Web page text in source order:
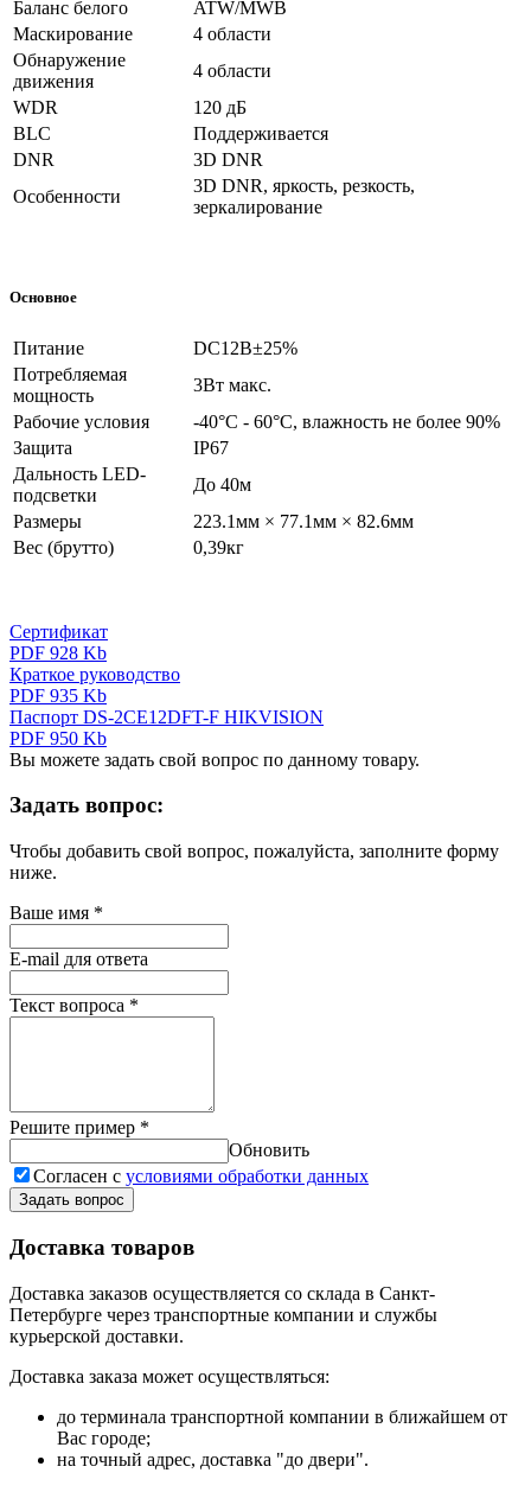
Баланс белого
ATW/MWB
Маскирование
4 области
Обнаружение
движения
4 области
WDR
120 дБ
BLC
Поддерживается
DNR
3D DNR
Особенности
3D DNR, яркость, резкость,
зеркалирование
Основное
Питание
DC12В±25%
Потребляемая
мощность
3Вт макс.
Рабочие условия
-40°С - 60°С, влажность не более 90%
Защита
IP67
Дальность LED-
подсветки
До 40м
Размеры
223.1мм × 77.1мм × 82.6мм
Вес (брутто)
0,39кг
Сертификат
PDF 928 Kb
Краткое руководство
PDF 935 Kb
Паспорт DS-2CE12DFT-F HIKVISION
PDF 950 Kb
Вы можете задать свой вопрос по данному товару.
Задать вопрос:
Чтобы добавить свой вопрос, пожалуйста, заполните форму
ниже.
Ваше имя *
E-mail для ответа
Текст вопроса *
Решите пример *
Обновить
Согласен с условиями обработки данных
Задать вопрос
Доставка товаров
Доставка заказов осуществляется со склада в Санкт-
Петербурге через транспортные компании и службы
курьерской доставки.
Доставка заказа может осуществляться:
до терминала транспортной компании в ближайшем от
Вас городе;
на точный адрес, доставка "до двери".